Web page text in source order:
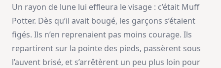
Un rayon de lune lui effleura le visage : c’était Muff
Potter. Dès qu’il avait bougé, les garçons s’étaient
figés. Ils n’en reprenaient pas moins courage. Ils
repartirent sur la pointe des pieds, passèrent sous
l’auvent brisé, et s’arrêtèrent un peu plus loin pour